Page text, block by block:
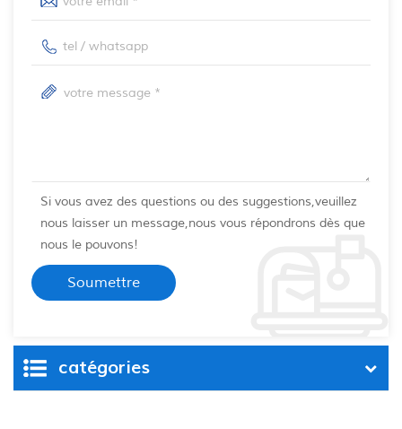
Si vous avez des questions ou des suggestions,veuillez
nous laisser un message,nous vous répondrons dès que
nous le pouvons!
catégories